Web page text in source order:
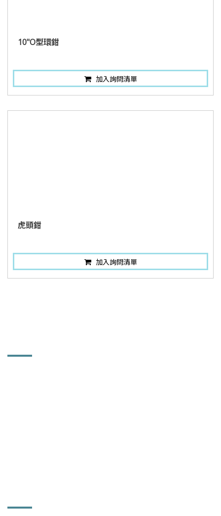
10"O型環鉗
加入詢問清單
虎頭鉗
加入詢問清單